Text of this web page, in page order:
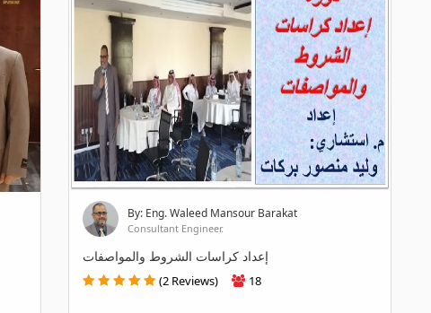
By: Eng. Waleed Mansour Barakat
Consultant Engineer.
إعداد كراسات الشروط والمواصفات
(2 Reviews) 18